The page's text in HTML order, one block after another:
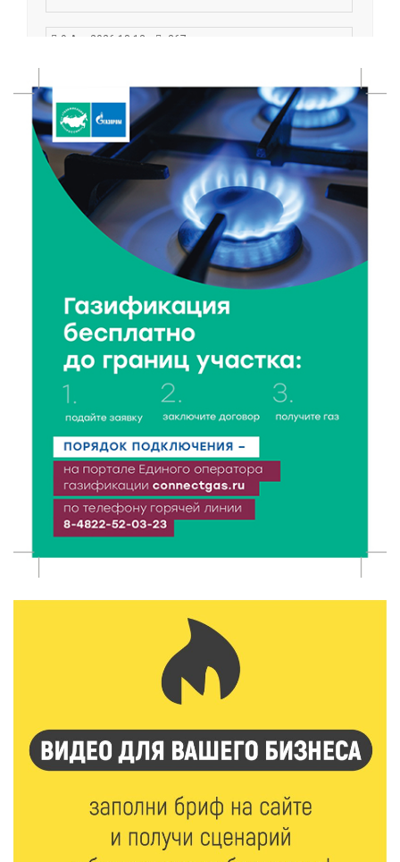
9 Авг 2026 18:13 367
Конаково: работы идут высокими темпами
9 Авг 2026 17:13 358
Комфортная городская среда: в Бежецке
благоустраивают территорию у памятника семье
Гумилёвых-Ахматовой
9 Авг 2026 16:13 311
Ткань с душой: Надежда Баринова раскрыла
секреты повседневного костюма тверской
крестьянки
9 Авг 2026 15:13 327
Природное наследие Верхневолжья: где в Тверской
области берегут первозданную красоту?
9 Авг 2026 14:19 1465
Тверские компании могут получить грант до 30 млн
рублей
9 Авг 2026 14:13 301
страницы биографии Муслима Магомаева
450
Поддержка и знания: в Рамешках обсудили
тонкости грудного вскармливания
9 Авг 2026 12:13 372
От проекта к проекту: в Твери самозанятость чаще
воспринимают как временную меру
9 Авг 2026 12:12 689